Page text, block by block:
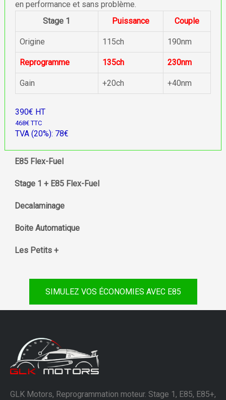
en performance et sans problème.
Stage 1
Puissance Couple
Origine 115ch 190nm
Reprogramme 135ch 230nm
Gain +20ch +40nm
390€ HT
468€ TTC
TVA (20%): 78€
E85 Flex-Fuel
Stage 1 + E85 Flex-Fuel
Decalaminage
Boite Automatique
Les Petits +
SIMULEZ VOS ÉCONOMIES AVEC E85
GLK Motors, Reprogrammation moteur. Stage 1, E85, E85+,